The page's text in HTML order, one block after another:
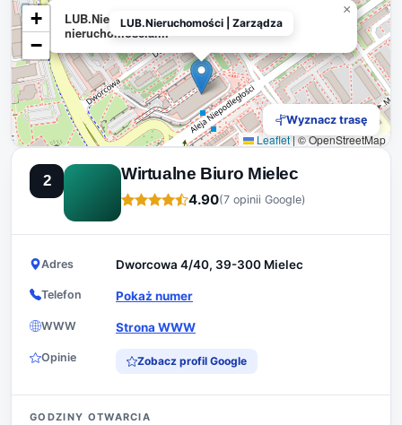
LUB.Nieruchomości | Zarządzanie
nieruchomościami
×
+
−
Leaflet|© OpenStreetMap
LUB.Nieruchomości | Zarządza
Wyznacz trasę
2 Wirtualne Biuro Mielec
4.90(7 opinii Google)
Adres Dworcowa 4/40, 39-300 Mielec
Telefon Pokaż numer
WWW Strona WWW
Opinie Zobacz profil Google
GODZINY OTWARCIA